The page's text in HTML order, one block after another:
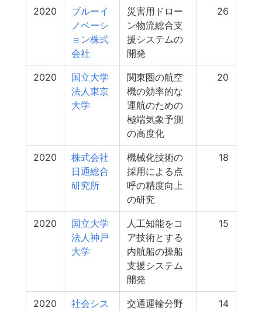
2020
ブルーイ
ノベーシ
ョン株式
会社
災害用ドロー
ン物流総合支
援システムの
開発
26
2020
国立大学
法人東京
大学
関東圏の航空
機の効率的な
運航のための
極端気象予測
の高度化
20
2020
株式会社
日通総合
研究所
機械化技術の
採用による点
呼の精度向上
の研究
18
2020
国立大学
法人神戸
大学
人工知能をコ
ア技術とする
内航船の操船
支援システム
開発
15
2020
社会シス
交通運輸分野
14